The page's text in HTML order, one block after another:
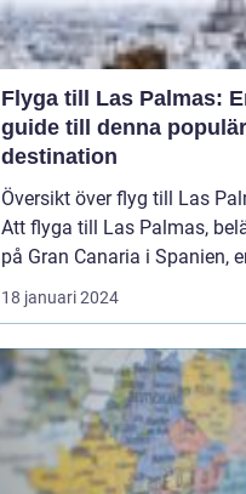
Flyga till Las Palmas:
guide till denna
destination
Översikt över flyg till Las
Att flyga till Las Palmas,
på Gran Canaria i Spanien,
18 januari 2024